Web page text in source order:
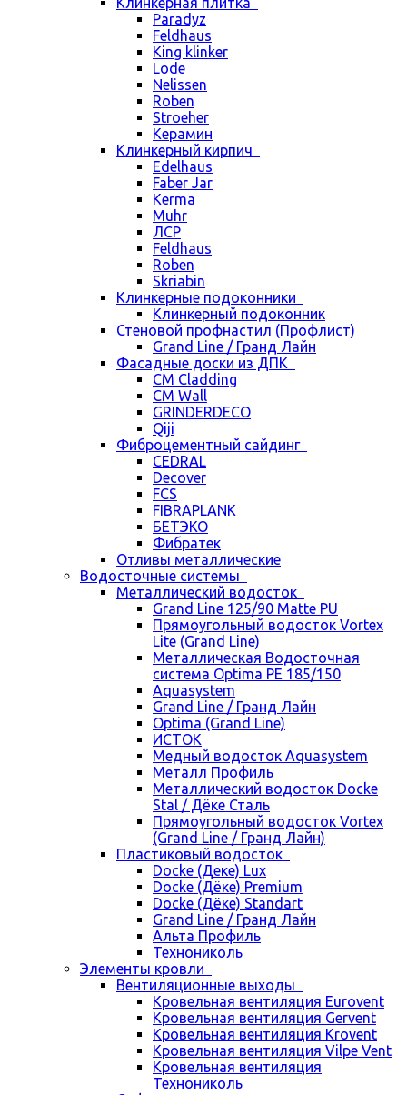
Paradyz
Feldhaus
King klinker
Lode
Nelissen
Roben
Stroeher
Керамин
Клинкерный кирпич
Edelhaus
Faber Jar
Kerma
Muhr
ЛСР
Feldhaus
Roben
Skriabin
Клинкерные подоконники
Клинкерный подоконник
Стеновой профнастил (Профлист)
Grand Line / Гранд Лайн
Фасадные доски из ДПК
CM Cladding
CM Wall
GRINDERDECO
Qiji
Фиброцементный сайдинг
CEDRAL
Decover
FCS
FIBRAPLANK
БЕТЭКО
Фибратек
Отливы металлические
Водосточные системы
Металлический водосток
Grand Line 125/90 Matte PU
Прямоугольный водосток Vortex
Lite (Grand Line)
Металлическая Водосточная
система Optima PE 185/150
Aquasystem
Grand Line / Гранд Лайн
Optima (Grand Line)
ИСТОК
Медный водосток Aquasystem
Металл Профиль
Металлический водосток Docke
Stal / Дёке Сталь
Прямоугольный водосток Vortex
(Grand Line / Гранд Лайн)
Пластиковый водосток
Docke (Деке) Lux
Docke (Дёке) Premium
Docke (Дёке) Standart
Grand Line / Гранд Лайн
Альта Профиль
Технониколь
Элементы кровли
Вентиляционные выходы
Кровельная вентиляция Eurovent
Кровельная вентиляция Gervent
Кровельная вентиляция Krovent
Кровельная вентиляция Vilpe Vent
Кровельная вентиляция
Технониколь